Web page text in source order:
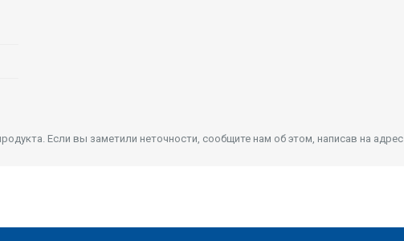
Если вы заметили неточности, сообщите нам об этом, написав на адрес